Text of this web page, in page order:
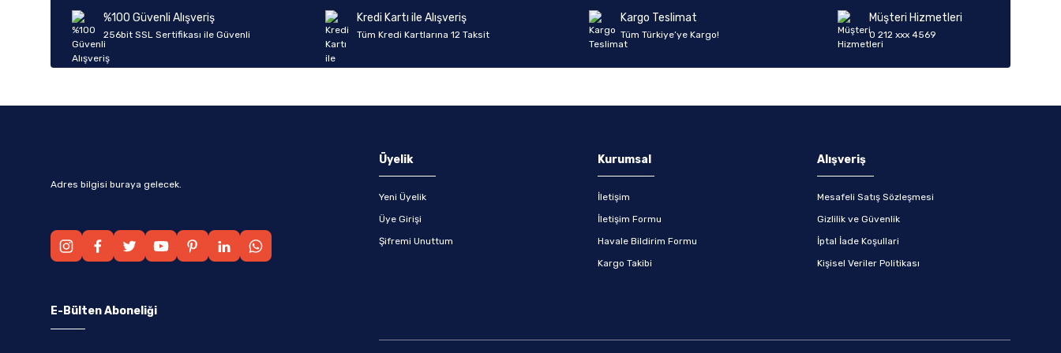
Ürün fiyatı diğer sitelerden daha pahalı.
Bu ürüne benzer farklı alternatifler olmalı.
%100 Güvenli Alışveriş
256bit SSL Sertifikası ile Güvenli
Kredi Kartı ile Alışveriş
Tüm Kredi Kartlarına 12 Taksit
Kargo Teslimat
Tüm Türkiye’ye Kargo!
Müşteri Hizmetleri
0 212 xxx 4569
Adres bilgisi buraya gelecek.
Üyelik
Yeni Üyelik
Üye Girişi
Şifremi Unuttum
Kurumsal
İletişim
İletişim Formu
Havale Bildirim Formu
Kargo Takibi
Alışveriş
Mesafeli Satış Sözleşmesi
Gizlilik ve Güvenlik
İptal İade Koşullari
Kişisel Veriler Politikası
E-Bülten Aboneliği